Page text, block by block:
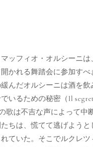
ッフィオ・オルシーニは
かれる舞踏会に参加すべ
んだオルシーニは酒を飲
いるための秘密（Il
歌は不吉な声によって中
ちは、慌てて逃げよう
ていた。そこでルクレツ